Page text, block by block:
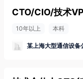
CTO/CIO/技术
10年以上 本科
某上海大型通信设备